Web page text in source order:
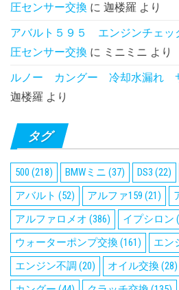
圧センサー交換 に 迦楼羅 より
アバルト５９５ エンジンチェ
圧センサー交換 に ミニミニ より
ルノー カングー 冷却水漏れ
迦楼羅 より
タグ
500 (218) BMWミニ (37) DS3 (22)
アバルト (52) アルファ159 (21)
アルファロメオ (386) イプシロン
ウォーターポンプ交換(161) エン
エンジン不調 (20) オイル交換(28)